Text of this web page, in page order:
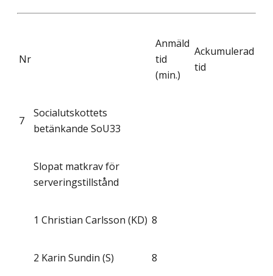
Nr
Anmäld
tid
(min.)
Ackumulerad
tid
7
Socialutskottets
betänkande SoU33
Slopat matkrav för
serveringstillstånd
1 Christian Carlsson (KD) 8
2 Karin Sundin (S) 8